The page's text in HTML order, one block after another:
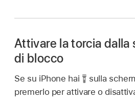
Attivare la torcia dalla
di blocco
Se su iPhone hai
sulla
premerlo per attivare o